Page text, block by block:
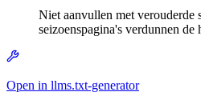
Niet aanvullen met verouderde
seizoenspagina's verdunnen de
Open in llms.txt-generator